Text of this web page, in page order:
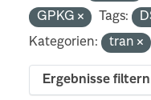
GPKG
Tags:
Kategorien:
tran
Ergebnisse filtern